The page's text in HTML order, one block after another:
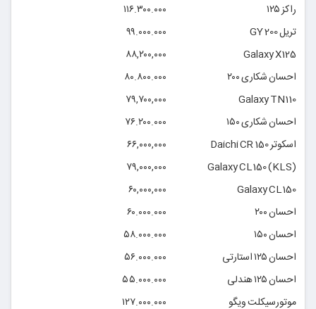
راکز ۱۲۵
۱۱۶.۳۰۰.۰۰۰
تریل GY 200
۹۹.۰۰۰.۰۰۰
Galaxy X125
۸۸,۲۰۰,۰۰۰
احسان شکاری ۲۰۰
۸۰.۸۰۰.۰۰۰
Galaxy TN110
۷۹,۷۰۰,۰۰۰
احسان شکاری ۱۵۰
۷۶.۲۰۰.۰۰۰
اسکوتر Daichi CR 150
۶۶,۰۰۰,۰۰۰
Galaxy CL150 (KLS)
۷۹,۰۰۰,۰۰۰
Galaxy CL150
۶۰,۰۰۰,۰۰۰
احسان ۲۰۰
۶۰.۰۰۰.۰۰۰
احسان ۱۵۰
۵۸.۰۰۰.۰۰۰
احسان ۱۲۵ استارتی
۵۶.۰۰۰.۰۰۰
احسان ۱۲۵ هندلی
۵۵.۰۰۰.۰۰۰
موتورسیکلت ویگو
۱۲۷.۰۰۰.۰۰۰